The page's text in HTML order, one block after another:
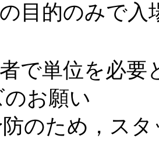
目的のみで入
で単位を必要
お願い
のため，ス